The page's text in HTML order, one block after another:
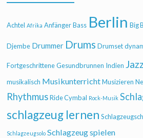
Achtel Afrika Anfänger Bass Berlin Big
Djembe Drummer Drums Drumset
Fortgeschrittene Gesundbrunnen Indien Jazz
musikalisch Musikunterricht Musizieren
Rhythmus Ride Cymbal Rock-Musik
schlagzeug lernen
Schlagzeugsolo Schlagzeug spielen